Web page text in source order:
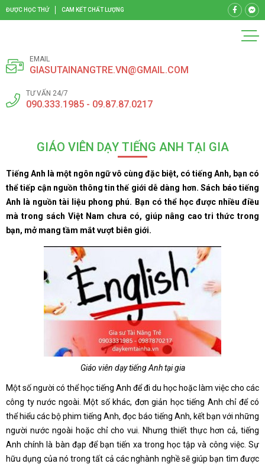
ĐƯỢC HỌC THỬ CAM KẾT CHẤT LƯỢNG
EMAIL
GIASUTAINANGTRE.VN@GMAIL.COM
TƯ VẤN 24/7
090.333.1985 - 09.87.87.0217
GIÁO VIÊN DẠY TIẾNG ANH TẠI GIA
Tiếng Anh là một ngôn ngữ vô cùng đặc biệt, có tiếng Anh, bạn có
thể tiếp cận nguồn thông tin thế giới dễ dàng hơn. Sách báo tiếng
Anh là nguồn tài liệu phong phú. Bạn có thể học được nhiều điều
mà trong sách Việt Nam chưa có, giúp nâng cao tri thức trong
bạn, mở mang tầm mắt vượt biên giới.
Giáo viên dạy tiếng Anh tại gia
Một số người có thể học tiếng Anh để đi du học hoặc làm việc cho các
công ty nước ngoài. Một số khác, đơn giản học tiếng Anh chỉ để có
thể hiểu các bộ phim tiếng Anh, đọc báo tiếng Anh, kết bạn với những
người nước ngoài hoặc chỉ cho vui. Nhưng thiết thực hơn cả, tiếng
Anh chính là bàn đạp để bạn tiến xa trong học tập và công việc. Sự
hữu dụng của nó trong tất cả các nghành nghề sẽ giúp bạn tìm được